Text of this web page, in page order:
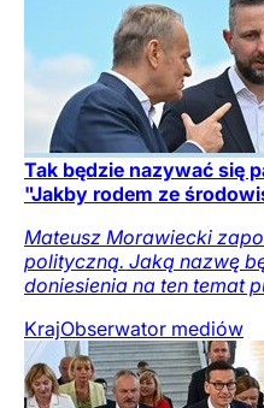
Tak będzie nazywać się
"Jakby rodem ze
Mateusz Morawiecki
polityczną. Jaką nazwę
doniesienia na ten temat
KrajObserwator mediów